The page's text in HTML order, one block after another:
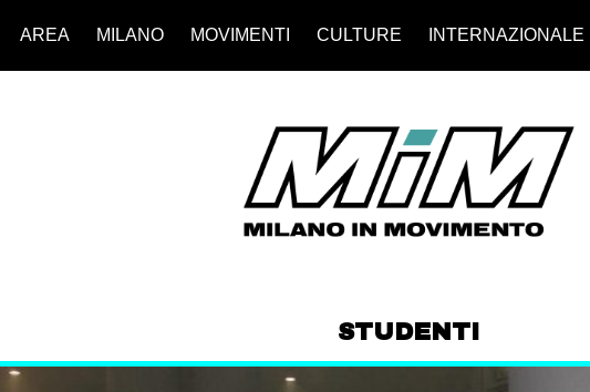
AREA MILANO MOVIMENTI CULTURE INTERNAZIONALE
STUDENTI